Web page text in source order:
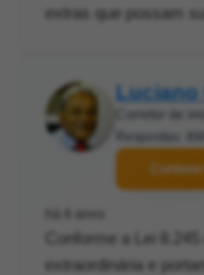
extras que possam
Luciano
Corretor de
Respostas: 890
Contatar
há 6 anos
Conforme a Lei
extraordinária e